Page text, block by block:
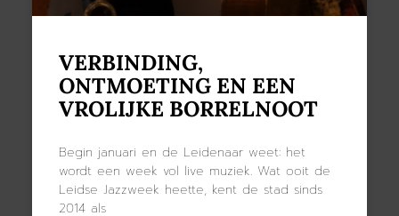
VERBINDING,
ONTMOETING EN EEN
VROLIJKE BORRELNOOT
Begin januari en de Leidenaar weet: het
wordt een week vol live muziek. Wat ooit de
Leidse Jazzweek heette, kent de stad sinds
2014 als